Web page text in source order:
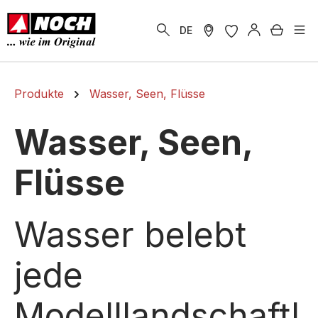
springen
DE
Produkte Wasser, Seen, Flüsse
Wasser, Seen,
Flüsse
Wasser belebt
jede